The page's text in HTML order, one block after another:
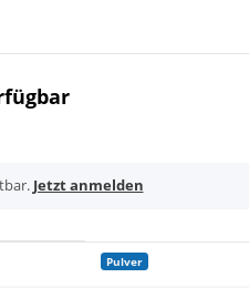
Jetzt anmelden
Pulver